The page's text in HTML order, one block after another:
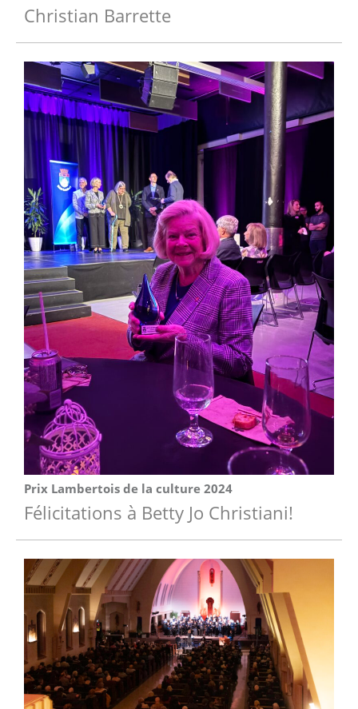
Christian Barrette
Prix Lambertois de la culture 2024
Félicitations à Betty Jo Christiani!